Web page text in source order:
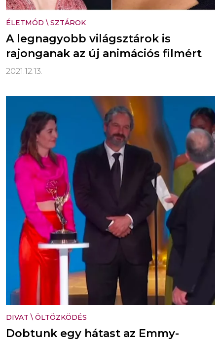
ÉLETMÓD \ SZTÁROK
A legnagyobb világsztárok is
rajonganak az új animációs filmért
2021.12.13.
DIVAT \ ÖLTÖZKÖDÉS
Dobtunk egy hátast az Emmy-